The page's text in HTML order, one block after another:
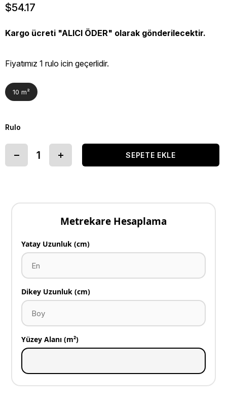
$54.17
Kargo ücreti "ALICI ÖDER" olarak gönderilecektir.
Fiyatımız 1 rulo icin geçerlidir.
10 m²
Rulo
Metrekare Hesaplama
Yatay Uzunluk (cm)
Dikey Uzunluk (cm)
Yüzey Alanı (m²)